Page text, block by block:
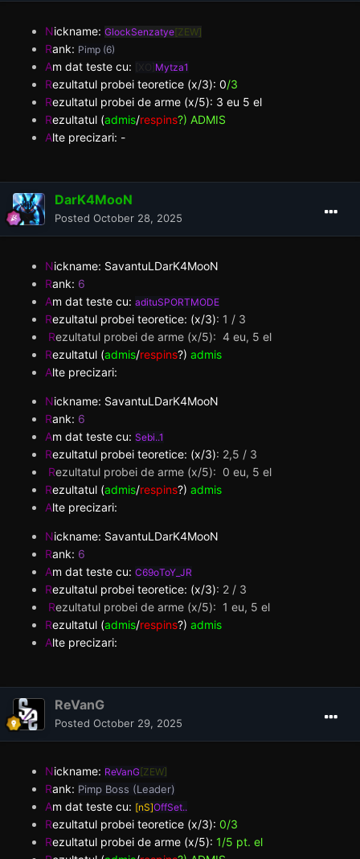
Nickname: GlockSenzatye[ZEW]
Rank: Pimp (6)
Am dat teste cu: Mytza1
Rezultatul probei teoretice (x/3): 0/3
Rezultatul probei de arme (x/5): 3 eu 5 el
Rezultatul (admis/respins?) ADMIS
Alte precizari: -
DarK4MooN
Posted October 28, 2025
Nickname: SavantuLDarK4MooN
Rank: 6
Am dat teste cu: adituSPORTMODE
Rezultatul probei teoretice: (x/3): 1 / 3
Rezultatul probei de arme (x/5): 4 eu, 5 el
Rezultatul (admis/respins?) admis
Alte precizari:
Nickname: SavantuLDarK4MooN
Rank: 6
Am dat teste cu: Sebi..1
Rezultatul probei teoretice: (x/3): 2,5 / 3
Rezultatul probei de arme (x/5): 0 eu, 5 el
Rezultatul (admis/respins?) admis
Alte precizari:
Nickname: SavantuLDarK4MooN
Rank: 6
Am dat teste cu: C69oToY_JR
Rezultatul probei teoretice: (x/3): 2 / 3
Rezultatul probei de arme (x/5): 1 eu, 5 el
Rezultatul (admis/respins?) admis
Alte precizari:
ReVanG
Posted October 29, 2025
Nickname: ReVanG[ZEW]
Rank: Pimp Boss (Leader)
Am dat teste cu: [nS]OffSet..
Rezultatul probei teoretice (x/3): 0/3
Rezultatul probei de arme (x/5): 1/5 pt. el